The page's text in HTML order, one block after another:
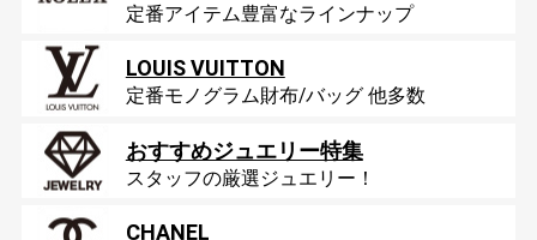
定番アイテム豊富なラインナップ
LOUIS VUITTON
定番モノグラム財布/バッグ 他多数
おすすめジュエリー特集
スタッフの厳選ジュエリー！
CHANEL